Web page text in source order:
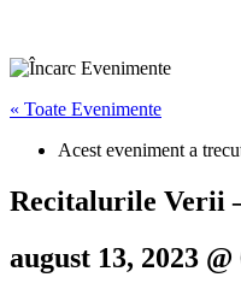
« Toate Evenimente
Acest eveniment a
Recitalurile Verii
august 13, 2023